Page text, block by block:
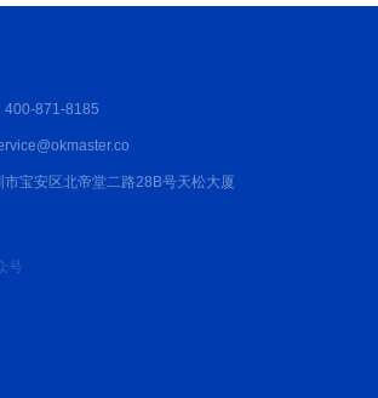
400-871-8185
市宝安区北帝堂二路28B号天松大厦
号